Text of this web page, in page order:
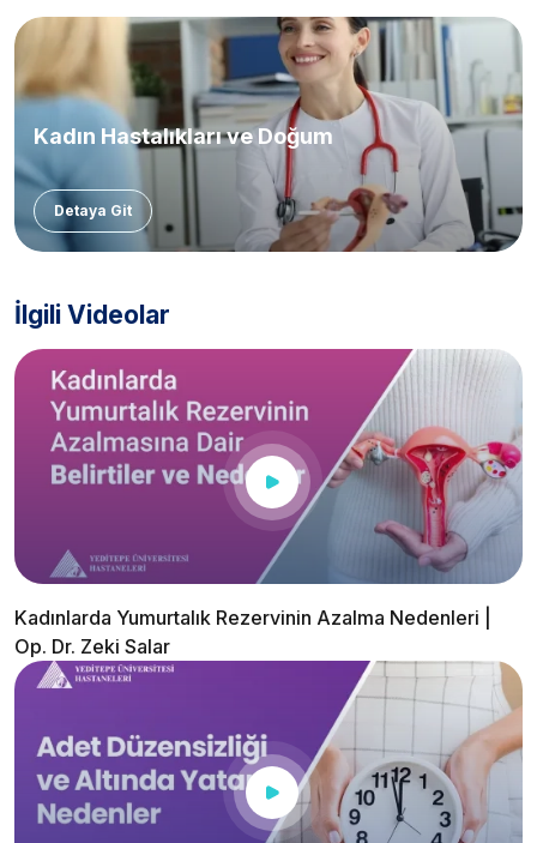
Kadın Hastalıkları ve Doğum
Detaya Git
İlgili Videolar
Kadınlarda Yumurtalık Rezervinin Azalma Nedenleri |
Op. Dr. Zeki Salar